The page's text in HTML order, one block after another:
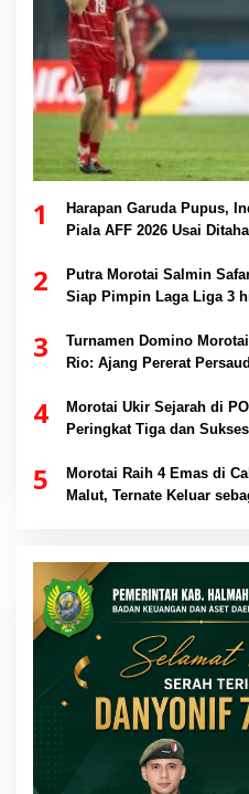
1
Harapan Garuda Pupus,
Piala AFF 2026 Usai
2
Putra Morotai Salmin
Siap Pimpin Laga Liga 3
3
Turnamen Domino
Rio: Ajang Pererat
4
Morotai Ukir Sejarah di
Peringkat Tiga dan
5
Morotai Raih 4 Emas di
Malut, Ternate Keluar